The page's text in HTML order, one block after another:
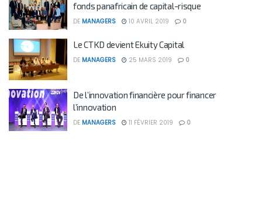
fonds panafricain de capital-risque
DE MANAGERS 10 AVRIL 2019 0
Le CTKD devient Ekuity Capital
DE MANAGERS 25 MARS 2019 0
De l’innovation financière pour financer
l’innovation
DE MANAGERS 11 FÉVRIER 2019 0